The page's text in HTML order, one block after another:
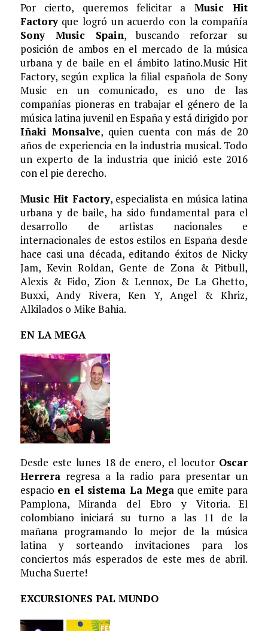
Por cierto, queremos felicitar a Music Hit
Factoryque logró un acuerdo con la compañía
Sony Music Spain, buscando reforzar su
posición de ambos en el mercado de la música
urbana y de baile en el ámbito latino.Music Hit
Factory, según explica la filial española de Sony
Music en un comunicado, es uno de las
compañías pioneras en trabajar el género de la
música latina juvenil en España y está dirigido por
Iñaki Monsalve, quien cuenta con más de 20
años de experiencia en la industria musical. Todo
un experto de la industria que inició este 2016
con el pie derecho.
Music Hit Factory, especialista en música latina
urbana y de baile, ha sido fundamental para el
desarrollo de artistas nacionales e
internacionales de estos estilos en España desde
hace casi una década, editando éxitos de Nicky
Jam, Kevin Roldan, Gente de Zona & Pitbull,
Alexis & Fido, Zion & Lennox, De La Ghetto,
Buxxi, Andy Rivera, Ken Y, Angel & Khriz,
Alkilados o Mike Bahia.
EN LA MEGA
Desde este lunes 18 de enero, el locutor Oscar
Herreraregresa a la radio para presentar un
espacio en el sistema La Megaque emite para
Pamplona, Miranda del Ebro y Vitoria. El
colombiano iniciará su turno a las 11 de la
mañana programando lo mejor de la música
latina y sorteando invitaciones para los
conciertos más esperados de este mes de abril.
Mucha Suerte!
EXCURSIONES PAL MUNDO